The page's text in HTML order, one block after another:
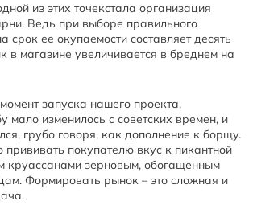
из этих точекстала организация
Ведь при выборе правильного
срок ее окупаемости составляет десять
в магазине увеличивается в бреднем на
запуска нашего проекта,
мало изменилось с советских времен, и
грубо говоря, как дополнение к борщу.
покупателю вкус к пикантной
круассанами зерновым, обогащенным
Формировать рынок – это сложная и